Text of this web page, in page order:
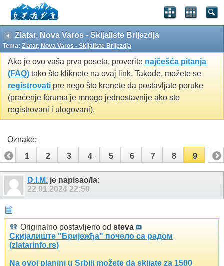
Zlatar, Nova Varos - Skijaliste Brijezdja
Tema: Zlatar, Nova Varos - Skijaliste Brijezdja
Ako je ovo vaša prva poseta, proverite najčešća pitanja
(FAQ) tako što kliknete na ovaj link. Takođe, možete se
registrovati pre nego što krenete da postavljate poruke
(praćenje foruma je mnogo jednostavnije ako ste
registrovani i ulogovani).
Oznake:
1
2 3 4 5 6 7 8 9
D.I.M. je napisao/la:
22.01.2024 22:50
Originalno postavljeno od steva
Скијалиште "Бријежђа" почело са радом
(zlatarinfo.rs)
Na ovoj planini u Srbiji možete da skijate za 1500